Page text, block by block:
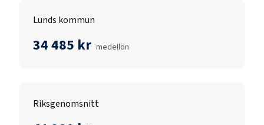
Lunds kommun
34 485 kr medellön
Riksgenomsnitt